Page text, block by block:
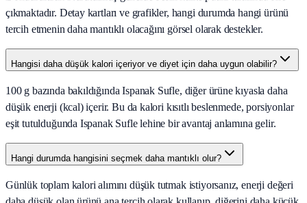
çıkmaktadır. Detay kartları ve grafikler, hangi durumda hangi ürünü
tercih etmenin daha mantıklı olacağını görsel olarak destekler.
Hangisi daha düşük kalori içeriyor ve diyet için daha uygun olabilir?
100 g bazında bakıldığında Ispanak Sufle, diğer ürüne kıyasla daha
düşük enerji (kcal) içerir. Bu da kalori kısıtlı beslenmede, porsiyonlar
eşit tutulduğunda Ispanak Sufle lehine bir avantaj anlamına gelir.
Hangi durumda hangisini seçmek daha mantıklı olur?
Günlük toplam kalori alımını düşük tutmak istiyorsanız, enerji değeri